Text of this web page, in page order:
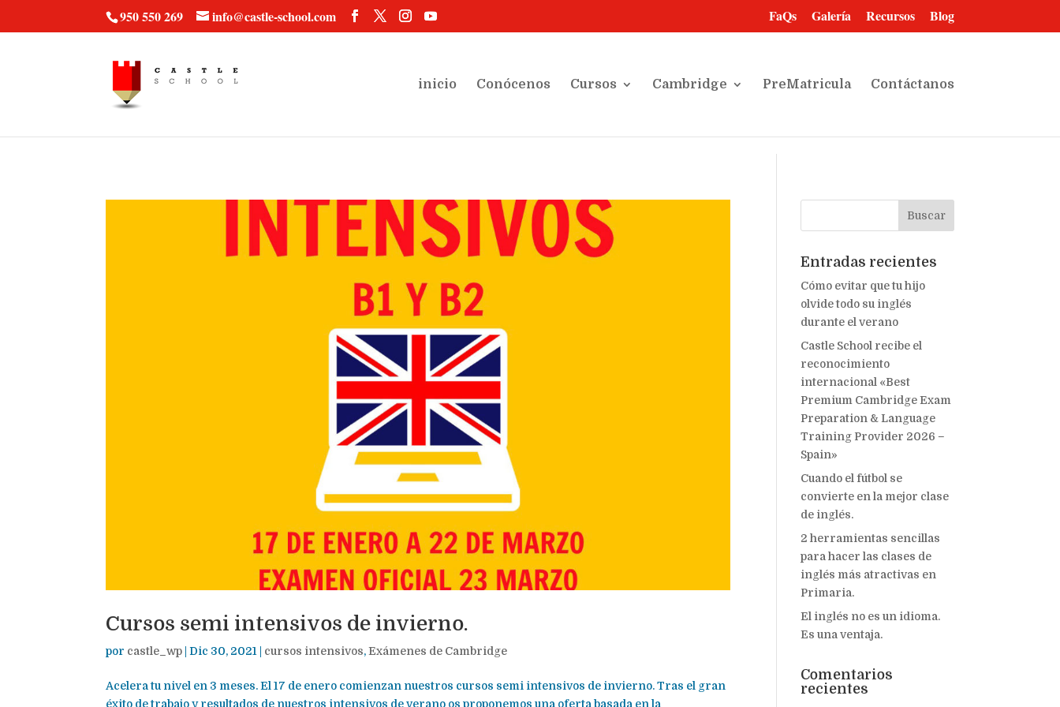
950 550 269 info@castle-school.com FaQs Galería Recursos Blog
inicio Conócenos Cursos Cambridge PreMatricula Contáctanos
Cursos semi intensivos de invierno.
por castle_wp |Dic 30, 2021 cursos intensivos,Exámenes de Cambridge
Acelera tu nivel en 3 meses. El 17 de enero comienzan nuestros cursos semi intensivos de invierno. Tras el gran
éxito de trabajo y resultados de nuestros intensivos de verano os proponemos una oferta basada en la
Entradas recientes
Cómo evitar que tu hijo
olvide todo su inglés
durante el verano
Castle School recibe el
reconocimiento
internacional «Best
Premium Cambridge Exam
Preparation & Language
Training Provider 2026 –
Spain»
Cuando el fútbol se
convierte en la mejor clase
de inglés.
2 herramientas sencillas
para hacer las clases de
inglés más atractivas en
Primaria.
El inglés no es un idioma.
Es una ventaja.
Comentarios
recientes